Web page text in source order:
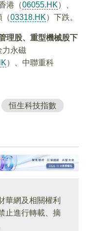
港（06055.HK）、
（03318.HK）下跌。
理股、重型機械股下
力永磁
）、中聯重科
恒生科技指數
華網及相關權利
止進行轉載、摘